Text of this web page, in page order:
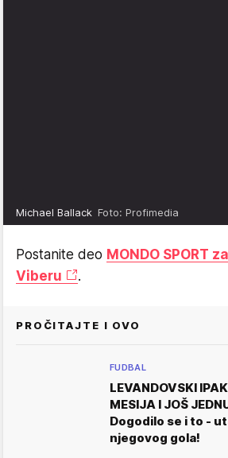
Michael Ballack Foto: Profimedia
Postanite deo MONDO SPORT
Viberu
.
PROČITAJTE I OVO
FUDBAL
LEVANDOVSKI
MESIJA I JOŠ
Dogodilo se i to -
njegovog gola!